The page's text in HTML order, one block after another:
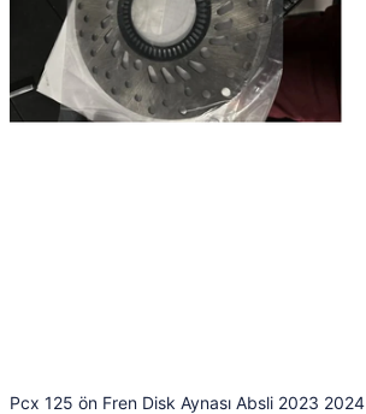
Pcx 125 ön Fren Disk Aynası Absli 2023 2024